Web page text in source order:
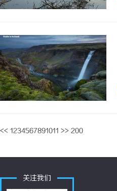
<< 1234567891011 >> 200
关注我们